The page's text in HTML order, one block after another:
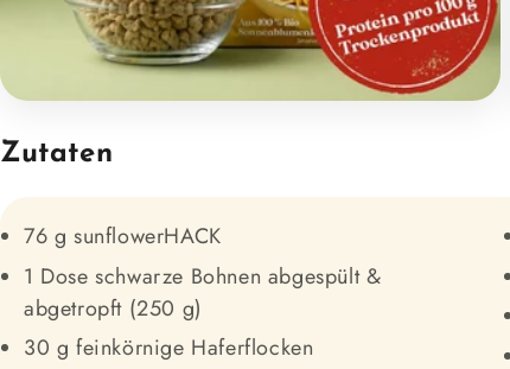
Zutaten
76 g sunflowerHACK
1 Dose schwarze Bohnen abgespült &
abgetropft (250 g)
30 g feinkörnige Haferflocken